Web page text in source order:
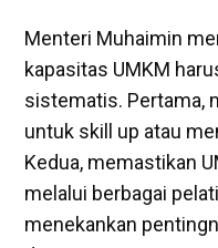
Menteri Muhaimin
kapasitas UMKM
sistematis. Pertama,
untuk skill up atau
Kedua, memastikan
melalui berbagai
menekankan